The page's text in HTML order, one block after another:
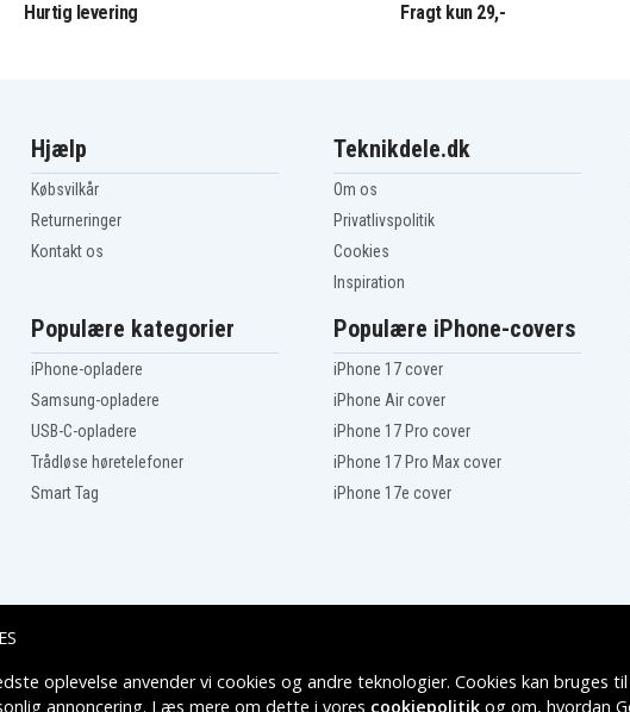
Hurtig levering Fragt kun 29,-
Hjælp
Købsvilkår
Returneringer
Kontakt os
Teknikdele.dk
Om os
Privatlivspolitik
Cookies
Inspiration
Populære kategorier
iPhone-opladere
Samsung-opladere
USB-C-opladere
Trådløse høretelefoner
Smart Tag
Populære iPhone-covers
iPhone 17 cover
iPhone Air cover
iPhone 17 Pro cover
iPhone 17 Pro Max cover
iPhone 17e cover
Leveringsmuligheder
oplevelse anvender vi cookies og andre teknologier. Cookies kan bruges til
annoncering. Læs mere om dette i vores cookiepolitik og om, hvordan